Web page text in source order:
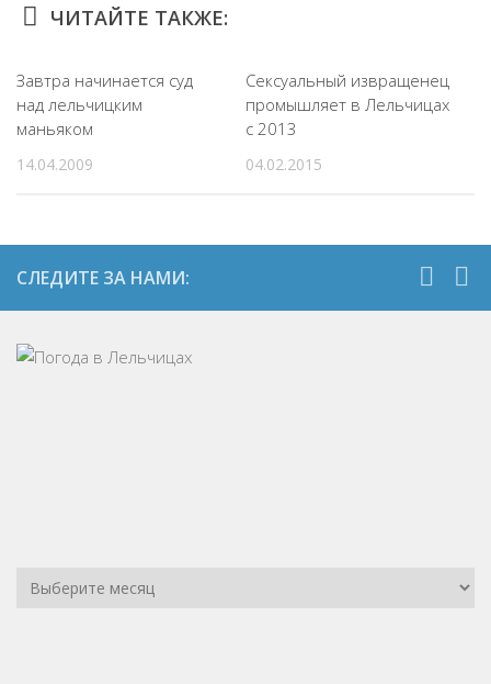
ЧИТАЙТЕ ТАКЖЕ:
Завтра начинается суд
над лельчицким
маньяком
14.04.2009
Сексуальный извращенец
промышляет в Лельчицах
с 2013
04.02.2015
СЛЕДИТЕ ЗА НАМИ: